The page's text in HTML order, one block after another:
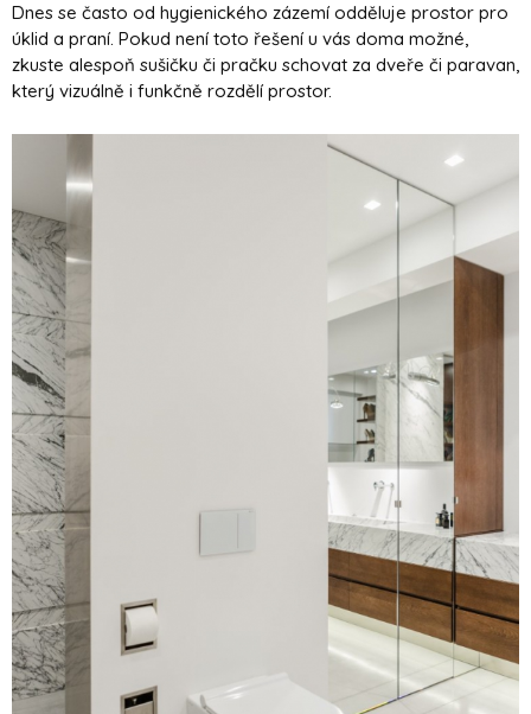
Dnes se často od hygienického zázemí odděluje prostor pro
úklid a praní. Pokud není toto řešení u vás doma možné,
zkuste alespoň sušičku či pračku schovat za dveře či paravan,
který vizuálně i funkčně rozdělí prostor.